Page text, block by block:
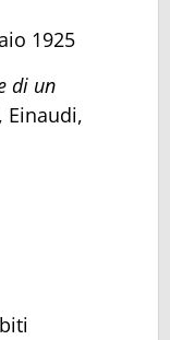
1925
di un
Einaudi,